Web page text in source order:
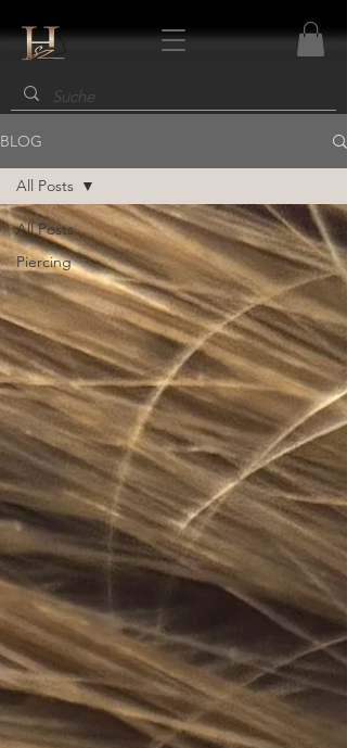
BLOG
All Posts
Piercing
All Posts